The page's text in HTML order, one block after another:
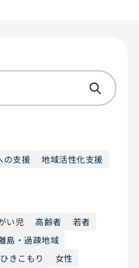
の支援 地域活性化支援
い児 高齢者
若者
島・過疎地域
ひきこもり
女性